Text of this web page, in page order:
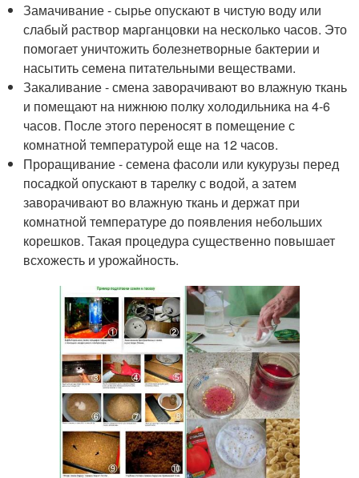
Замачивание - сырье опускают в чистую воду или
слабый раствор марганцовки на несколько часов. Это
помогает уничтожить болезнетворные бактерии и
насытить семена питательными веществами.
Закаливание - смена заворачивают во влажную ткань
и помещают на нижнюю полку холодильника на 4-6
часов. После этого переносят в помещение с
комнатной температурой еще на 12 часов.
Проращивание - семена фасоли или кукурузы перед
посадкой опускают в тарелку с водой, а затем
заворачивают во влажную ткань и держат при
комнатной температуре до появления небольших
корешков. Такая процедура существенно повышает
всхожесть и урожайность.